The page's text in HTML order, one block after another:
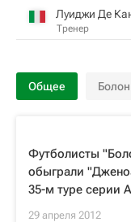
Луиджи Де
Тренер
Общее
Футболисты
обыграли
35-м туре серии А
29 апреля 2012